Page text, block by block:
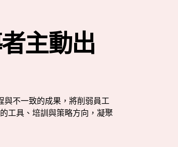
主動出
與不一致的成果，將削弱員工
工具、培訓與策略方向，凝聚